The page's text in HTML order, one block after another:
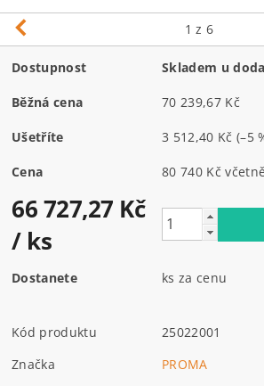
1 z 6
Dostupnost Skladem u
Běžná cena 70 239,67 Kč
Ušetříte 3 512,40 Kč (–5
Cena 80 740 Kč
66 727,27 Kč
/ ks
Dostanete ks za cenu
Kód produktu
25022001
Značka
PROMA